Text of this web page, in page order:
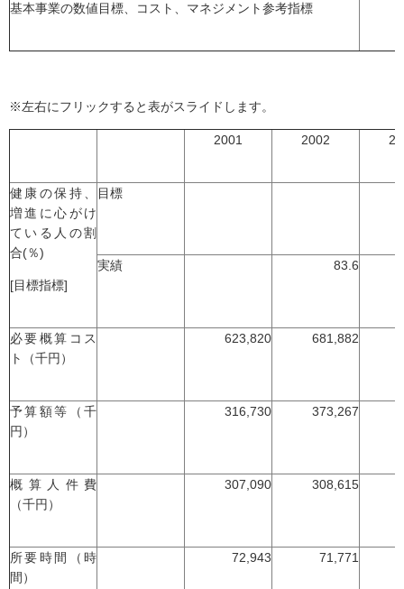
基本事業の数値目標、コスト、マネジメント参考指標
※左右にフリックすると表がスライドします。
2001 2002
健康の保持、
増進に心がけ
ている人の割
合(％)
[目標指標]
目標
実績 83.6
必要概算コス
ト（千円）
623,820 681,882
予算額等（千
円）
316,730 373,267
概算人件費
（千円）
307,090 308,615
所要時間（時
間）
72,943 71,771